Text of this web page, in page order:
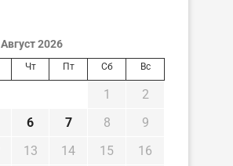
Август 2026
Чт Пт Сб Вс
1
2
6 7 8
9
13 14 15
16